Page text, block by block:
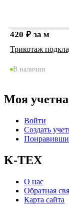
420 ₽ за м
Трикотаж
В наличии
Моя
Войти
Создать
K-TEX
О нас
Обратная
Карта сайта